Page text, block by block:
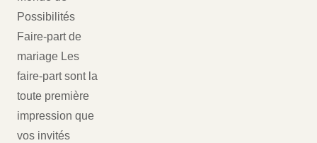
Possibilités
Faire-part de
mariage Les
faire-part sont la
toute première
impression que
vos invités